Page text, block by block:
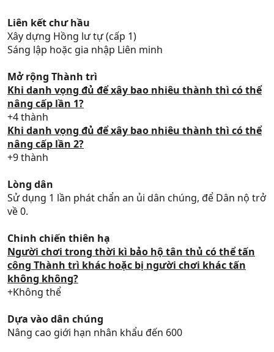
Liên kết chư hầu
Xây dựng Hồng lư tự (cấp 1)
Sáng lập hoặc gia nhập Liên minh
Mở rộng Thành trì
Khi danh vọng đủ để xây bao nhiêu thành thì có thể
nâng cấp lần 1?
+4 thành
Khi danh vọng đủ để xây bao nhiêu thành thì có thể
nâng cấp lần 2?
+9 thành
Lòng dân
Sử dụng 1 lần phát chẩn an ủi dân chúng, để Dân nộ trở
về 0.
Chinh chiến thiên hạ
Người chơi trong thời kì bảo hộ tân thủ có thể tấn
công Thành trì khác hoặc bị người chơi khác tấn
không không?
+Không thể
Dựa vào dân chúng
Nâng cao giới hạn nhân khẩu đến 600